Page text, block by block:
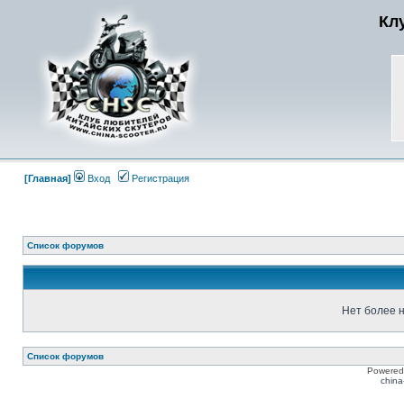
[Главная] Вход Регистрация
Список форумов
Нет более
Список форумов